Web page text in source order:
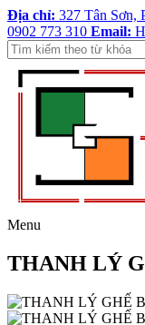
Địa chỉ: 327 Tân Sơn,
0902 773 310 Email:
Menu
THANH LÝ